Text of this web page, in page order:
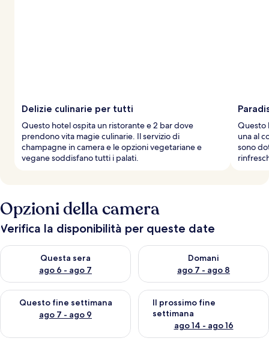
Delizie culinarie per tutti
Questo hotel ospita un ristorante e 2 bar dove
prendono vita magie culinarie. Il servizio di
champagne in camera e le opzioni vegetariane e
vegane soddisfano tutti i palati.
Questo
una al
sono
Opzioni della camera
Verifica la disponibilità per queste date
Questa sera
ago 6 - ago 7
Verifica la disponibilità per questa sera, ago 6 - ago 7
Domani
ago 7 - ago 8
Verifica la disponibilità per
Questo fine settimana
ago 7 - ago 9
Verifica la disponibilità per questo fine settimana, ago 7 - ago
Il prossimo fine
settimana
ago 14 - ago 16
Verifica la disponibilità per il